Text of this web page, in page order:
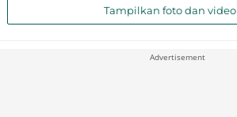
Tampilkan foto dan video
Advertisement